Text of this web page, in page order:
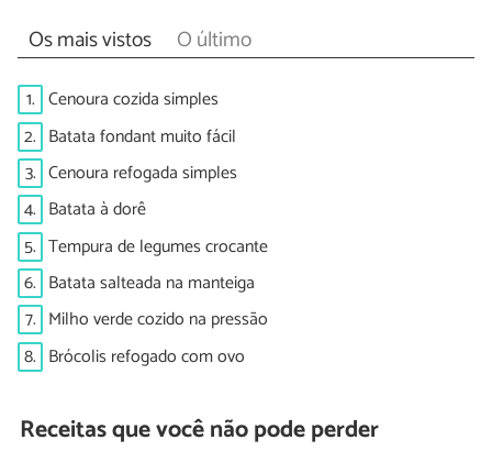
Os mais vistos O último
1. Cenoura cozida simples
2. Batata fondant muito fácil
3. Cenoura refogada simples
4. Batata à dorê
5. Tempura de legumes crocante
6. Batata salteada na manteiga
7. Milho verde cozido na pressão
8. Brócolis refogado com ovo
Receitas que você não pode perder